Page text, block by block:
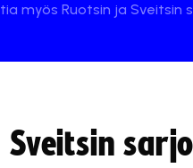
myös Ruotsin ja Sveitsin